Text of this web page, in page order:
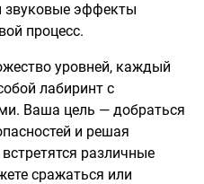
звуковые эффекты
процесс.
уровней, каждый
лабиринт с
Ваша цель — добраться
и решая
различные
сражаться или